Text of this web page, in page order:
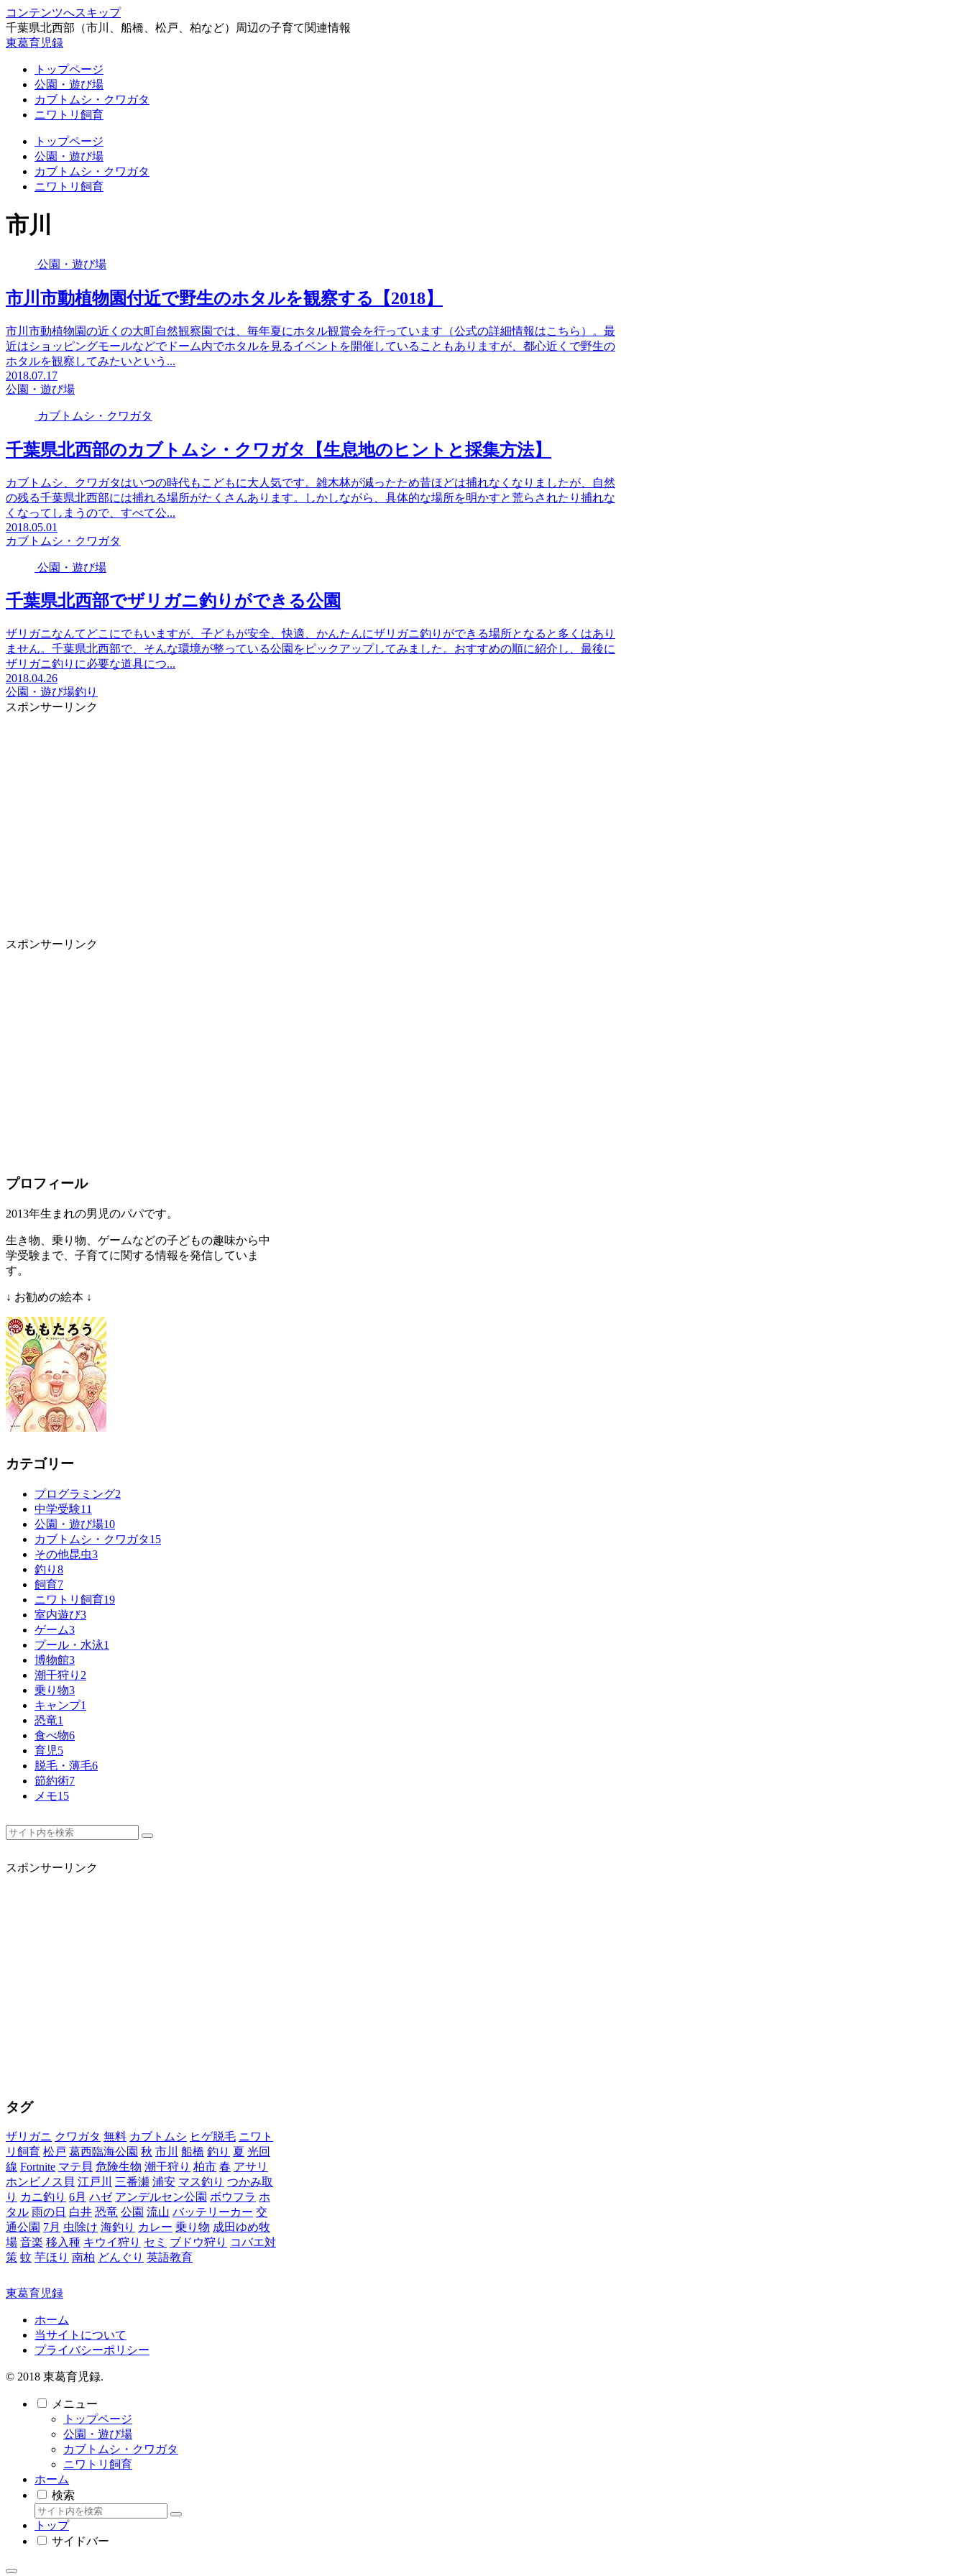
コンテンツへスキップ
千葉県北西部（市川、船橋、松戸、柏など）周辺の子育て関連情報
東葛育児録
トップページ
公園・遊び場
カブトムシ・クワガタ
ニワトリ飼育
トップページ
公園・遊び場
カブトムシ・クワガタ
ニワトリ飼育
市川
公園・遊び場
市川市動植物園付近で野生のホタルを観察する【2018】
市川市動植物園の近くの大町自然観察園では、毎年夏にホタル観賞会を行っています（公式の詳細情報はこちら）。最
近はショッピングモールなどでドーム内でホタルを見るイベントを開催していることもありますが、都心近くで野生の
ホタルを観察してみたいという...
2018.07.17
公園・遊び場
カブトムシ・クワガタ
千葉県北西部のカブトムシ・クワガタ【生息地のヒントと採集方法】
カブトムシ、クワガタはいつの時代もこどもに大人気です。雑木林が減ったため昔ほどは捕れなくなりましたが、自然
の残る千葉県北西部には捕れる場所がたくさんあります。しかしながら、具体的な場所を明かすと荒らされたり捕れな
くなってしまうので、すべて公...
2018.05.01
カブトムシ・クワガタ
公園・遊び場
千葉県北西部でザリガニ釣りができる公園
ザリガニなんてどこにでもいますが、子どもが安全、快適、かんたんにザリガニ釣りができる場所となると多くはあり
ません。千葉県北西部で、そんな環境が整っている公園をピックアップしてみました。おすすめの順に紹介し、最後に
ザリガニ釣りに必要な道具につ...
2018.04.26
公園・遊び場釣り
スポンサーリンク
スポンサーリンク
プロフィール
2013年生まれの男児のパパです。
生き物、乗り物、ゲームなどの子どもの趣味から中
学受験まで、子育てに関する情報を発信していま
す。
↓ お勧めの絵本 ↓
カテゴリー
プログラミング2
中学受験11
公園・遊び場10
カブトムシ・クワガタ15
その他昆虫3
釣り 8
飼育7
ニワトリ飼育19
室内遊び3
ゲーム3
プール・水泳1
博物館3
潮干狩り 2
乗り物3
キャンプ1
恐竜1
食べ物6
育児5
脱毛・薄毛6
節約術7
メモ15
スポンサーリンク
タグ
ザリガニ クワガタ 無料 カブトムシ ヒゲ脱毛 ニワト
リ飼育 松戸 葛西臨海公園 秋 市川 船橋 釣り 夏 光回
線 Fortnite マテ貝 危険生物 潮干狩り 柏市 春 アサリ
ホンビノス貝 江戸川 三番瀬 浦安 マス釣り つかみ取
り カニ釣り 6月 ハゼ アンデルセン公園 ボウフラ ホ
タル 雨の日 白井 恐竜 公園 流山 バッテリーカー 交
通公園 7月 虫除け 海釣り カレー 乗り物 成田ゆめ牧
場 音楽 移入種 キウイ狩り セミ ブドウ狩り コバエ対
策 蚊 芋ほり 南柏 どんぐり 英語教育
東葛育児録
ホーム
当サイトについて
プライバシーポリシー
© 2018 東葛育児録.
メニュー
トップページ
公園・遊び場
カブトムシ・クワガタ
ニワトリ飼育
ホーム
検索
トップ
サイドバー